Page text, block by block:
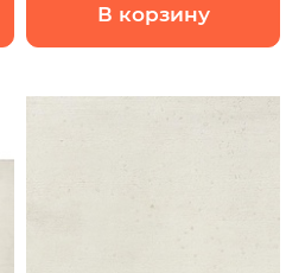
В корзину